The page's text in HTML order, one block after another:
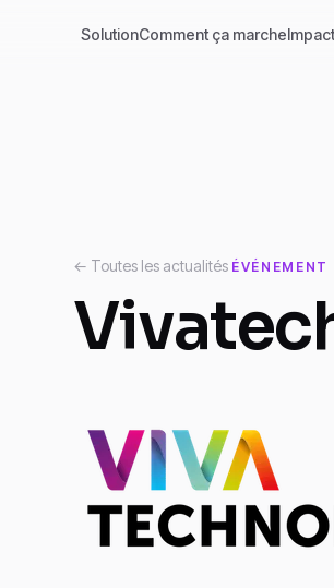
SolutionComment ça marcheImpact
← Toutes les actualités